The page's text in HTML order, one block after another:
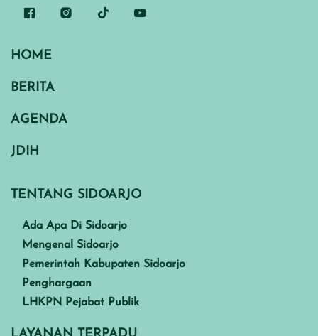
HOME
BERITA
AGENDA
JDIH
TENTANG SIDOARJO
Ada Apa Di Sidoarjo
Mengenal Sidoarjo
Pemerintah Kabupaten Sidoarjo
Penghargaan
LHKPN Pejabat Publik